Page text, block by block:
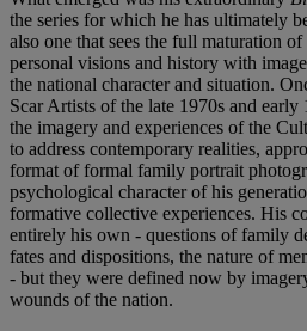
the series for which he has ultimately
also one that sees the full maturation
personal visions and history with
the national character and situation.
Scar Artists of the late 1970s and early
the imagery and experiences of the
to address contemporary realities,
format of formal family portrait
psychological character of his
formative collective experiences. His
entirely his own - questions of family
fates and dispositions, the nature of
- but they were defined now by
wounds of the nation.